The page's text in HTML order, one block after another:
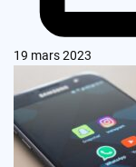
19 mars 2023